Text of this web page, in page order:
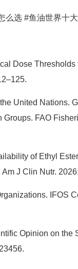
么选 #鱼油世界十
Dose Thresholds
United Nations.
FAO
of Ethyl
Am J Clin Nutr.
IFOS
Opinion on the